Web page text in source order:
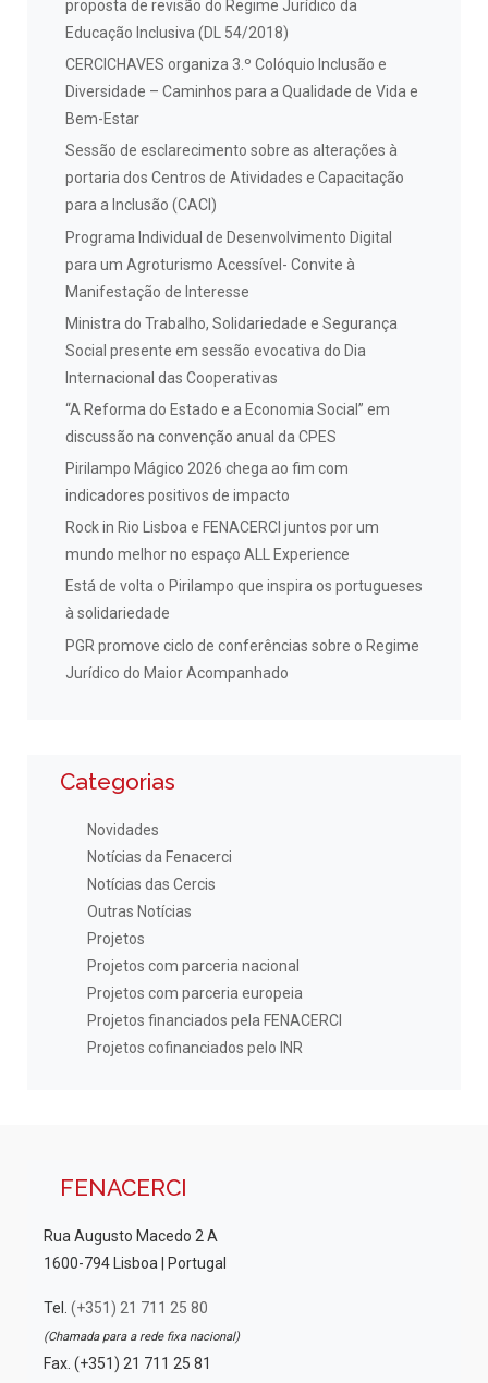
proposta de revisão do Regime Jurídico da
Educação Inclusiva (DL 54/2018)
CERCICHAVES organiza 3.º Colóquio Inclusão e
Diversidade – Caminhos para a Qualidade de Vida e
Bem-Estar
Sessão de esclarecimento sobre as alterações à
portaria dos Centros de Atividades e Capacitação
para a Inclusão (CACI)
Programa Individual de Desenvolvimento Digital
para um Agroturismo Acessível- Convite à
Manifestação de Interesse
Ministra do Trabalho, Solidariedade e Segurança
Social presente em sessão evocativa do Dia
Internacional das Cooperativas
“A Reforma do Estado e a Economia Social” em
discussão na convenção anual da CPES
Pirilampo Mágico 2026 chega ao fim com
indicadores positivos de impacto
Rock in Rio Lisboa e FENACERCI juntos por um
mundo melhor no espaço ALL Experience
Está de volta o Pirilampo que inspira os portugueses
à solidariedade
PGR promove ciclo de conferências sobre o Regime
Jurídico do Maior Acompanhado
Categorias
Novidades
Notícias da Fenacerci
Notícias das Cercis
Outras Notícias
Projetos
Projetos com parceria nacional
Projetos com parceria europeia
Projetos financiados pela FENACERCI
Projetos cofinanciados pelo INR
FENACERCI
Rua Augusto Macedo 2 A
1600-794 Lisboa | Portugal
Tel. (+351) 21 711 25 80
(Chamada para a rede fixa nacional)
Fax. (+351) 21 711 25 81